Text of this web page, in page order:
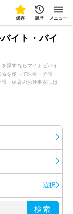
保存 履歴 メニュー
イト・バイ
探すならマイナビバイ
を使って医療・介護・
・保育のお仕事探しは
選択
検索